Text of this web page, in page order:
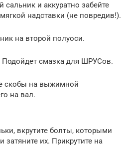
и аккуратно забейте
надставки (не повредив!).
на второй полуоси.
Подойдет смазка для ШРУСов.
скобы на выжимной
на вал.
вкрутите болты, которыми
затяните их. Прикрутите на